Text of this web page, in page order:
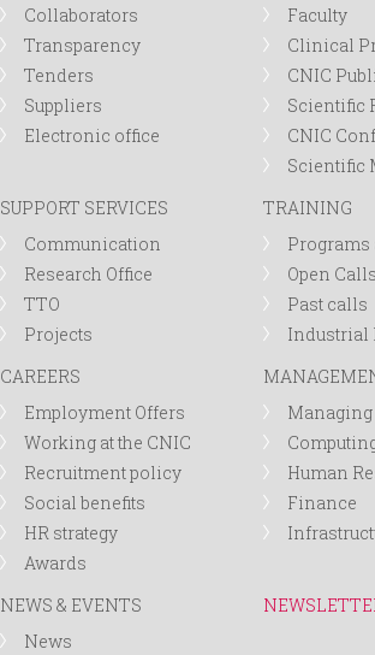
Collaborators
Transparency
Tenders
Suppliers
Electronic office
Faculty
Clinical
CNIC
Scientific
CNIC
Scientific
SUPPORT SERVICES
Communication
Research Office
TTO
Projects
TRAINING
Programs
Open Calls
Past calls
Industrial
CAREERS
Employment Offers
Working at the CNIC
Recruitment policy
Social benefits
HR strategy
Awards
Managing
Human
Finance
NEWS & EVENTS
News